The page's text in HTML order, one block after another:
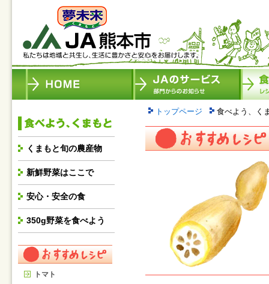
くまもと旬の農産物
新鮮野菜はここで
安心・安全の食
350g野菜を食べよう
トマト
トップページ 食べよう、く